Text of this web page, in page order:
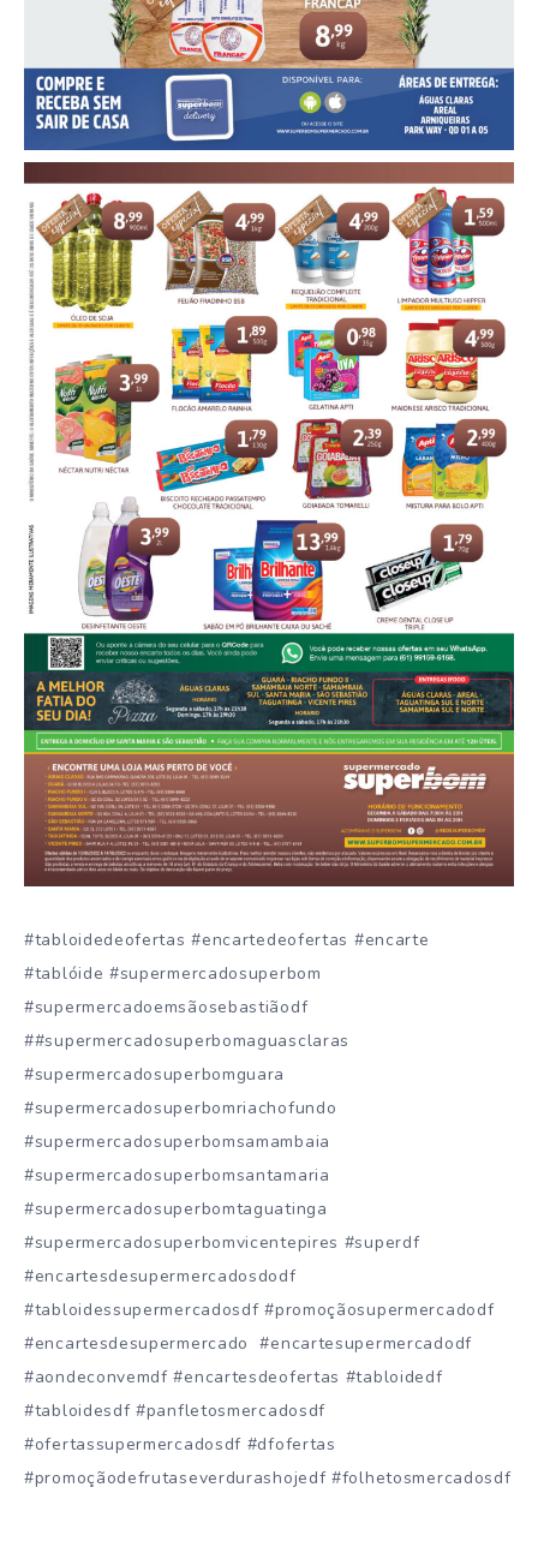
#tabloidedeofertas #encartedeofertas #encarte
#tablóide #supermercadosuperbom
#supermercadoemsãosebastiãodf
##supermercadosuperbomaguasclaras
#supermercadosuperbomguara
#supermercadosuperbomriachofundo
#supermercadosuperbomsamambaia
#supermercadosuperbomsantamaria
#supermercadosuperbomtaguatinga
#supermercadosuperbomvicentepires #superdf
#encartesdesupermercadosdodf
#tabloidessupermercadosdf #promoçãosupermercadodf
#encartesdesupermercado #encartesupermercadodf
#aondeconvemdf #encartesdeofertas #tabloidedf
#tabloidesdf #panfletosmercadosdf
#ofertassupermercadosdf #dfofertas
#promoçãodefrutaseverdurashojedf #folhetosmercadosdf